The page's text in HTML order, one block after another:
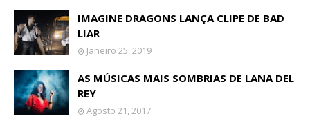
IMAGINE DRAGONS LANÇA CLIPE DE BAD
LIAR
Janeiro 25, 2019
AS MÚSICAS MAIS SOMBRIAS DE LANA DEL
REY
Agosto 21, 2017